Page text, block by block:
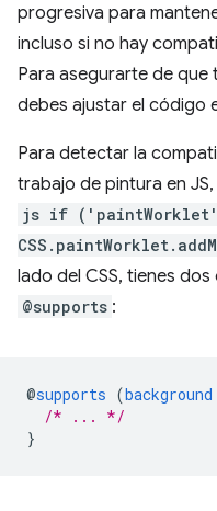
progresiva para
incluso si no hay
Para asegurarte de
debes ajustar el código
Para detectar la
trabajo de pintura en
js if
lado del CSS, tienes
@supports :
@supports (background
/* ... */
}